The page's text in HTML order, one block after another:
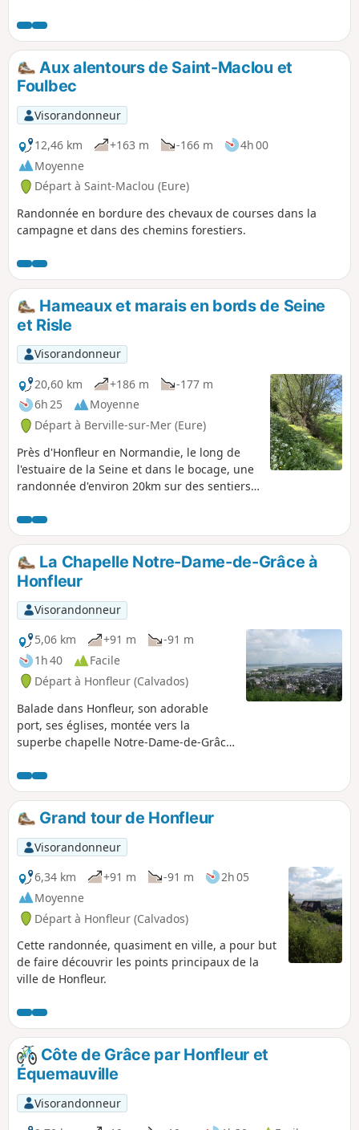
closes de haies avec de belles maisons à
colombage, un vrai concentré de
Normandie.
Aux alentours de Saint-Maclou et
Foulbec
Visorandonneur
12,46 km
+163 m -166 m
4h 00
Moyenne
Départ à Saint-Maclou (Eure)
Randonnée en bordure des chevaux de courses dans la
campagne et dans des chemins forestiers.
Hameaux et marais en bords de Seine
et Risle
Visorandonneur
20,60 km
+186 m
-177 m
6h 25
Moyenne
Départ à Berville-sur-Mer (Eure)
Près d'Honfleur en Normandie, le long de
l'estuaire de la Seine et dans le bocage, une
randonnée d'environ 20km sur des sentiers
La Chapelle Notre-Dame-de-Grâce à
Honfleur
Visorandonneur
5,06 km
+91 m
-91 m
1h 40
Facile
Départ à Honfleur (Calvados)
Balade dans Honfleur, son adorable
port, ses églises, montée vers la
superbe chapelle Notre-Dame-de-Grâce,
Havre, l'embouchure de la Seine et le
Pont de Normandie.
Grand tour de Honfleur
Visorandonneur
6,34 km
+91 m -91 m
2h 05
Moyenne
Départ à Honfleur (Calvados)
Cette randonnée, quasiment en ville, a pour but
de faire découvrir les points principaux de la
ville de Honfleur.
Côte de Grâce par Honfleur et
Équemauville
Visorandonneur